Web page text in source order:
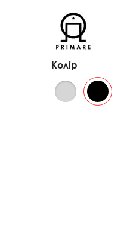
Колір